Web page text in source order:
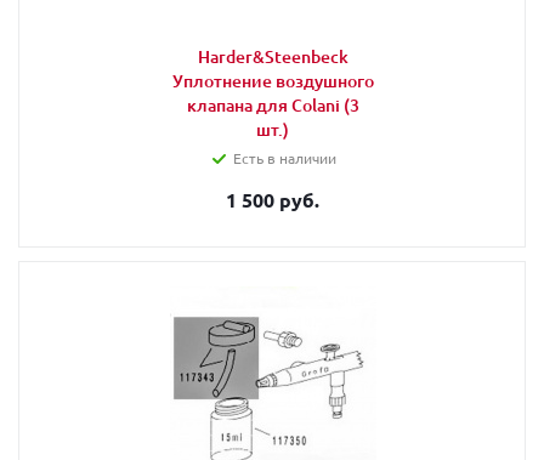
Harder&Steenbeck
Уплотнение воздушного
клапана для Colani (3
шт.)
Есть в наличии
1 500 руб.